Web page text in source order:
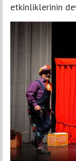
etkinliklerinin